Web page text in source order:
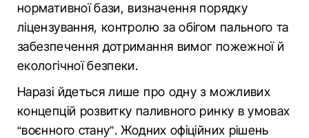
нормативної бази, визначення порядку
ліцензування, контролю за обігом пального та
забезпечення дотримання вимог пожежної й
екологічної безпеки.
Наразі йдеться лише про одну з можливих
концепцій розвитку паливного ринку в умовах
“воєнного стану”. Жодних офіційних рішень